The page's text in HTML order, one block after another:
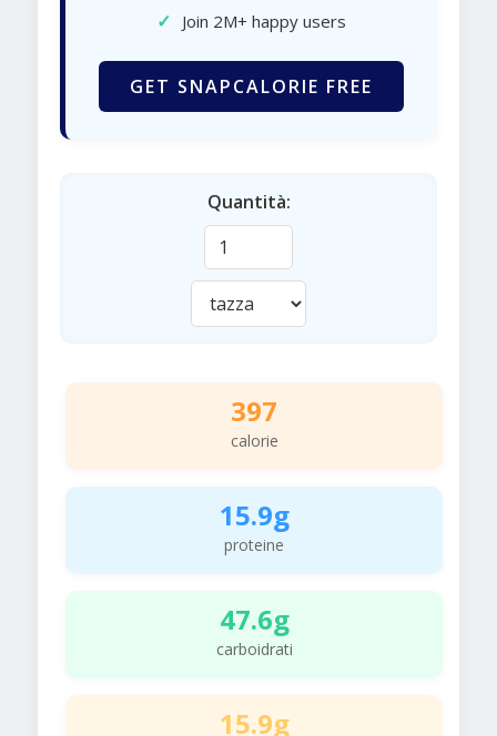
✓ Join 2M+ happy users
GET SNAPCALORIE FREE
Quantità:
397
calorie
15.9g
proteine
47.6g
carboidrati
15.9g